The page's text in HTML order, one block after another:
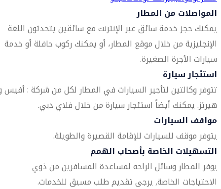
المواصلات من المطار
يمكنك حجز خدمة سائق عبر الإنترنت مع سائقين يتحدثون اللغة
الإنجليزية من خلال موقع المطار، أو يمكنك ركوب حافلة أو خدمة
سيارات الأجرة الصغيرة.
استئجار سيارة
تتوفر وكالتين لتأجير السيارات في المطار لكل من شركة : أفيس
هيرتز. يمكنك أيضاً استئجار سيارة من خلال فلاي دبي.
مواقف السيارات
يتوفر موقف للسيارات للإقامة القصيرة والطويلة.
التسهيلات الخاصة بأصحاب الهمم
يوفر المطار وسائل الراحه لمساعدة المسافرين من ذوي
الاحتياجات الخاصة, يرجى تقديم طلب مسبق للخدمات.